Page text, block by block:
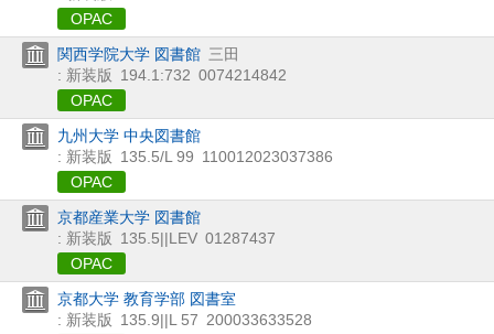
OPAC
関西学院大学 図書館 三田
: 新装版 194.1:732 0074214842
OPAC
九州大学 中央図書館
: 新装版 135.5/L 99 110012023037386
OPAC
京都産業大学 図書館
: 新装版 135.5||LEV 01287437
OPAC
京都大学 教育学部 図書室
: 新装版 135.9||L 57 200033633528